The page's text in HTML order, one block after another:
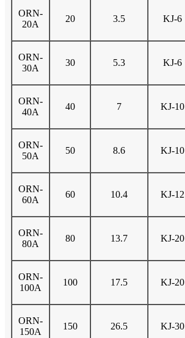
ORN-
20A
20 3.5 KJ-6
ORN-
30A
30 5.3 KJ-6
ORN-
40A
40 7 KJ-10
ORN-
50A
50 8.6 KJ-10
ORN-
60A
60 10.4 KJ-12
ORN-
80A
80 13.7 KJ-20
ORN-
100A
100 17.5 KJ-20
ORN-
150A
150 26.5 KJ-30